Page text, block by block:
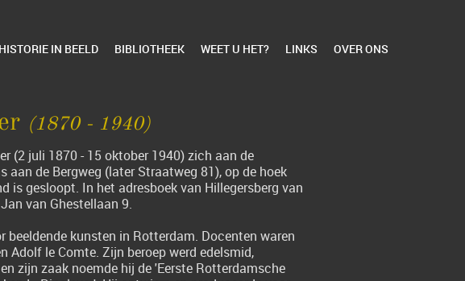
HISTORIE IN BEELD BIBLIOTHEEK WEET U HET? LINKS OVER ONS
(1870 - 1940)
(2 juli 1870 - 15 oktober 1940) zich aan de
aan de Bergweg (later Straatweg 81), op de hoek
is gesloopt. In het adresboek van Hillegersberg van
van Ghestellaan 9.
beeldende kunsten in Rotterdam. Docenten waren
Adolf le Comte. Zijn beroep werd edelsmid,
zijn zaak noemde hij de 'Eerste Rotterdamsche